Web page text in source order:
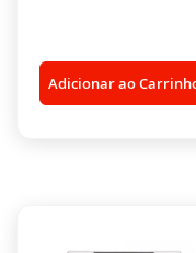
Adicionar ao